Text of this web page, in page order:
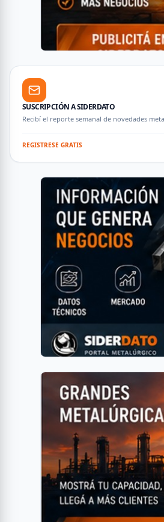
SUSCRIPCIÓN A SIDERDATO
Recibí el reporte semanal de novedades
REGISTRESE GRATIS